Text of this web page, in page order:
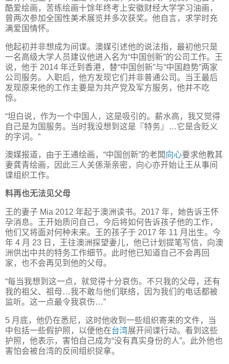
酷爱绘画，苦练绘画十馀年终考上安徽财经大学学习油画，
曾两次参加全国性美术展览并多次获奖。他自言，求学时充
满爱国情怀。
他起初并非想成为间谍。澳媒引述他的说法指，最初他只是
一名高级大学人员建议他进入名为“中国创新”的公司工作。王
说，他于 2014 年迁到香港，替“中国创新”与“中国趋势”两家
公司服务。入职后，他方发现它们并非普通公司。当王最后
发现原来他的工作主要是为共产党及军方服务，他并不吃
惊。
“坦白说，作为一个中国人，这是吸引的。薪水高，我又觉得
自己是为国服务。当时我没想到这是『特务』…它是含贬义
的字词。”
澳媒报道，由于王通绘画，“中国创新”的老闆向心要求他教其
妻龚青绘画，因此三人关係渐亲密，向心亦开始让王从事间
谍组织工作。
料再也无法见父母
王的妻子 Mia 2012 年起于澳洲读书。2017 年，她告诉王怀
孕消息。王开始质问自己，今后将如何告诉孩子他的工作，
他们又将面对何种未来。王的孩子于 2017 年 11 月出生。今
年 4 月 23 日，王往澳洲探望妻儿，他已计划提笔写信，向澳
洲供出中共的特务工作细节。此时他已知道自己不会再回
家，也不会再见到他的父母。
“每当我想到这一点，就觉得十分哀伤。不只我的父母，还有
我的祖父、祖母…我不敢与他们联络，因为我们的电话都被
监听。这一点最令我哀伤…”
5 月底，他仍在悉尼，这时他收到一些组织寄来的文件，当
中包括一些假护照，以便他在台湾展开间谍行动。看到这些
护照，他表示，害怕自己成为“没有真实身份的人”。此外他也
害怕会被台湾的反间组织捉拿。